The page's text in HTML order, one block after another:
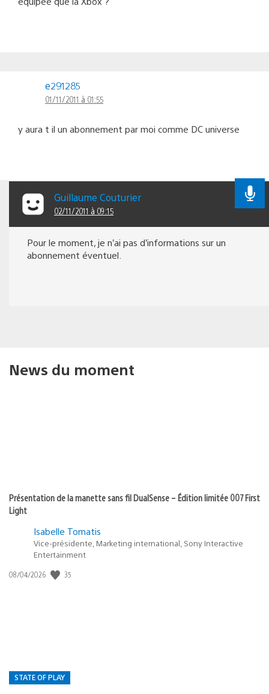
e291285
01/11/2011 à 01:55
y aura t il un abonnement par moi comme DC universe
Guillaume Couturier
02/11/2011 à 09:15
Pour le moment, je n’ai pas d’informations sur un
abonnement éventuel.
News du moment
Présentation de la manette sans fil DualSense – Édition limitée 007 First
Light
Isabelle Tomatis
Vice-présidente, Marketing international, Sony Interactive
Entertainment
Date
08/04/2026 35
STATE OF PLAY